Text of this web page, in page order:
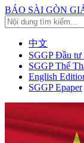
BÁO SÀI GÒN
中文
SGGP Đầu tư
SGGP Thể
English
SGGP Epaper